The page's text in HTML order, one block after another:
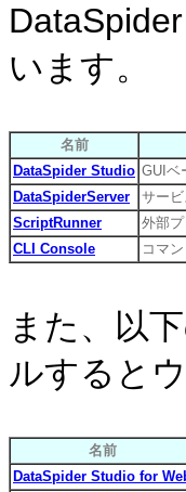
います。
名前
DataSpider Studio GUIベ
DataSpiderServer
サービ
ScriptRunner
外部
CLI Console
コマ
また、以
ルすると
名前
DataSpider Studio for